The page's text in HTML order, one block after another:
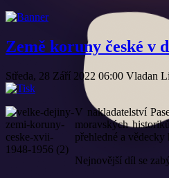
Země koruny české v
Středa, 28 Září 2022 06:00 Vladan
V nakladatelství
moravských
přehledné a
Nejnovější díl se